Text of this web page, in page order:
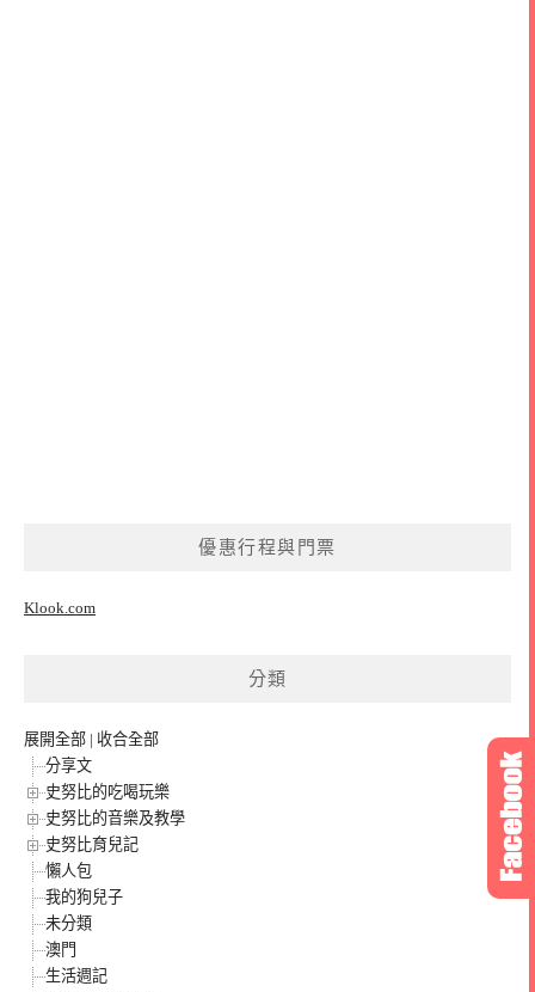
優惠行程與門票
Klook.com
分類
展開全部 | 收合全部
分享文
史努比的吃喝玩樂
史努比的音樂及教學
史努比育兒記
懶人包
我的狗兒子
未分類
澳門
生活週記